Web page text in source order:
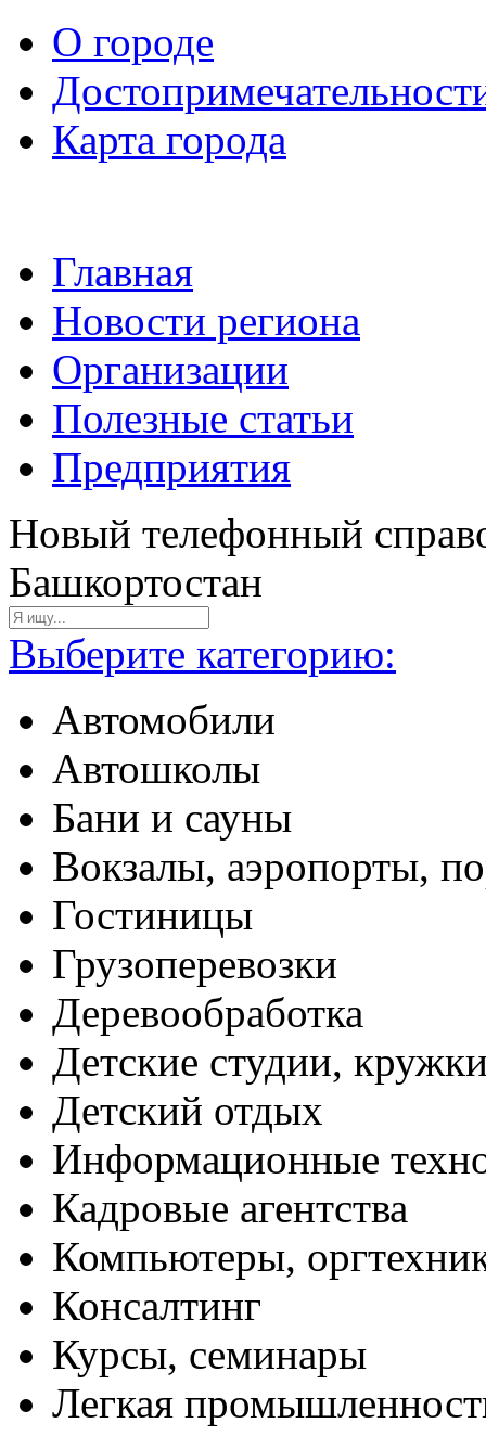
О городе
Карта города
Главная
Новости региона
Организации
Полезные статьи
Предприятия
Новый телефонный
Башкортостан
Выберите категорию:
Автомобили
Автошколы
Бани и сауны
Вокзалы, аэропорты,
Гостиницы
Грузоперевозки
Деревообработка
Детские студии,
Детский отдых
Информационные
Кадровые агентства
Компьютеры,
Консалтинг
Курсы, семинары
Легкая